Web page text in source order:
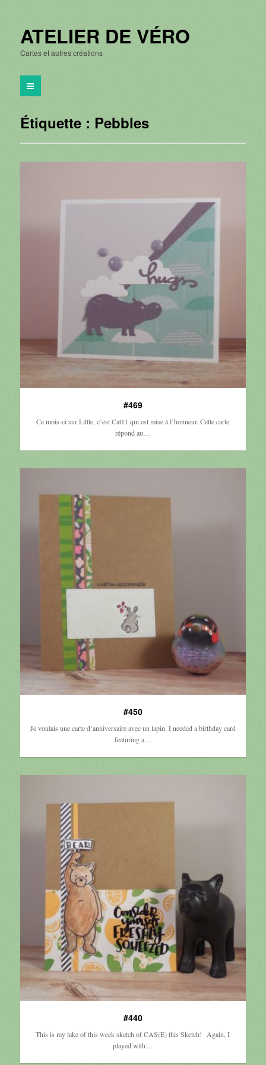
ATELIER DE VÉRO
Cartes et autres créations
Étiquette : Pebbles
#469
Ce mois-ci sur Little, c’est Cat11 qui est mise à l’honneur. Cette carte
répond au…
#450
Je voulais une carte d’anniversaire avec un lapin. I needed a birthday card
featuring a…
#440
This is my take of this week sketch of CAS(E) this Sketch! Again, I
played with…